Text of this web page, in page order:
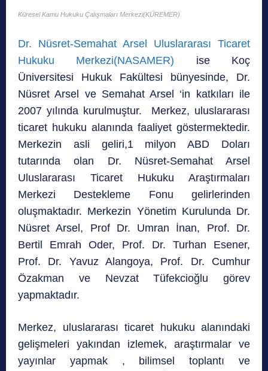
Küresel Kamu Hukuku Çalışmaları Merkezi(KÜREMER)
Dr. Nüsret-Semahat Arsel Uluslararası Ticaret
Hukuku Merkezi(NASAMER) ise Koç
Üniversitesi Hukuk Fakültesi bünyesinde, Dr.
Nüsret Arsel ve Semahat Arsel ‘in katkıları ile
2007 yılında kurulmuştur. Merkez, uluslararası
ticaret hukuku alanında faaliyet göstermektedir.
Merkezin asli geliri,1 milyon ABD Doları
tutarında olan Dr. Nüsret-Semahat Arsel
Uluslararası Ticaret Hukuku Araştırmaları
Merkezi Destekleme Fonu gelirlerinden
oluşmaktadır. Merkezin Yönetim Kurulunda Dr.
Nüsret Arsel, Prof Dr. Umran İnan, Prof. Dr.
Bertil Emrah Oder, Prof. Dr. Turhan Esener,
Prof. Dr. Yavuz Alangoya, Prof. Dr. Cumhur
Özakman ve Nevzat Tüfekcioğlu görev
yapmaktadır.
Merkez, uluslararası ticaret hukuku alanındaki
gelişmeleri yakından izlemek, araştırmalar ve
yayınlar yapmak , bilimsel toplantı ve